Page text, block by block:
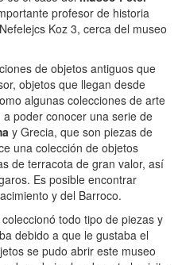
profesor de historia
Koz 3, cerca del museo
de objetos antiguos que
objetos que llegan desde
algunas colecciones de arte
poder conocer una serie de
y Grecia, que son piezas de
una colección de objetos
de terracota de gran valor, así
Es posible encontrar
y del Barroco.
coleccionó todo tipo de piezas y
debido a que le gustaba el
se pudo abrir este museo